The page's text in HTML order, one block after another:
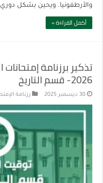
والأرطفونيا. ويحين بشكل
أكمل القراءة »
2026- قسم التاريخ
30 ديسمبر 2025 رزنامة